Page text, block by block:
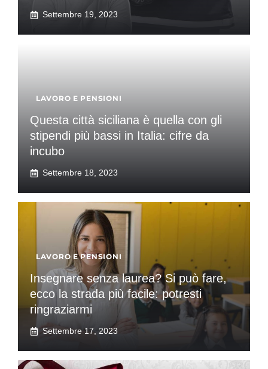
Settembre 19, 2023
LAVORO E PENSIONI
Questa città siciliana è quella con gli
stipendi più bassi in Italia: cifre da
incubo
Settembre 18, 2023
LAVORO E PENSIONI
Insegnare senza laurea? Si può fare,
ecco la strada più facile: potresti
ringraziarmi
Settembre 17, 2023